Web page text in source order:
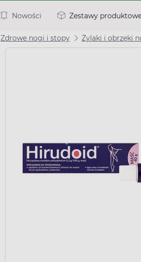
Nowości Zestawy
Zdrowe nogi i stopy Żylaki i obrzęki